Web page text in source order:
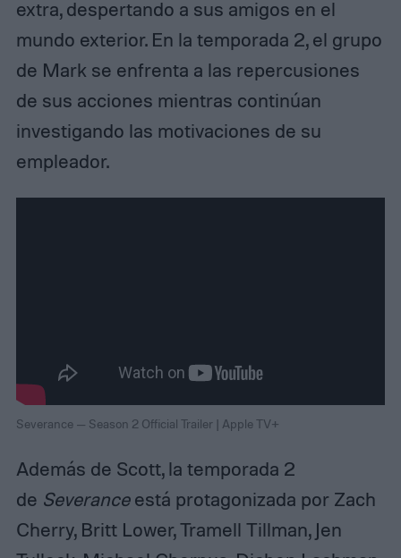
extra, despertando a sus amigos en el
mundo exterior. En la temporada 2, el grupo
de Mark se enfrenta a las repercusiones
de sus acciones mientras continúan
investigando las motivaciones de su
empleador.
Severance — Season 2 Official Trailer | Apple TV+
Además de Scott, la temporada 2
de Severanceestá protagonizada por Zach
Cherry, Britt Lower, Tramell Tillman, Jen